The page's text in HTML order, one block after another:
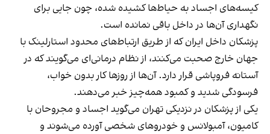
کیسه‌های اجساد به حیاط‌ها کشیده شده، چون جایی برای
نگهداری آن‌ها در داخل باقی نمانده است.
پزشکان داخل ایران که از طریق ارتباط‌های محدود استارلینک با
جهان خارج صحبت می‌کنند، از نظام درمانی‌ای می‌گویند که در
آستانه فروپاشی قرار دارد. آن‌ها از روزها کار بدون خواب،
فرسودگی شدید و کمبود همه‌چیز خبر می‌دهند.
یکی از پزشکان در نزدیکی تهران می‌گوید اجساد و مجروحان با
کامیون، آمبولانس و خودروهای شخصی آورده می‌شوند و